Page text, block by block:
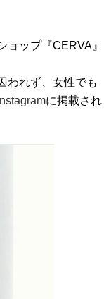
ップ『CERVA』
われず、女性でも
Instagramに掲載され